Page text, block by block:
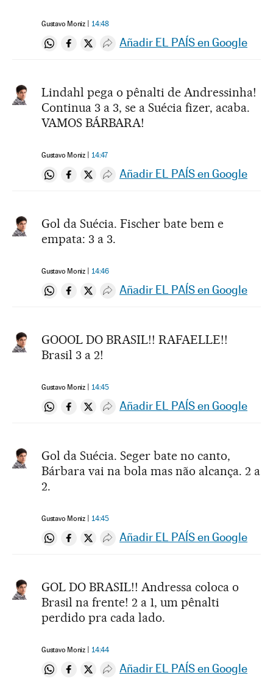
Gustavo Moniz 14:48
Compartir en Whatsapp
Compartir en Facebook
Compartir en Twitter
Desplegar Redes Sociales
Añadir EL PAÍS en Google
Lindahl pega o pênalti de Andressinha!
Continua 3 a 3, se a Suécia fizer, acaba.
VAMOS BÁRBARA!
Gustavo Moniz 14:47
Compartir en Whatsapp
Compartir en Facebook
Compartir en Twitter
Desplegar Redes Sociales
Añadir EL PAÍS en Google
Gol da Suécia. Fischer bate bem e
empata: 3 a 3.
Gustavo Moniz 14:46
Compartir en Whatsapp
Compartir en Facebook
Compartir en Twitter
Desplegar Redes Sociales
Añadir EL PAÍS en Google
GOOOL DO BRASIL!! RAFAELLE!!
Brasil 3 a 2!
Gustavo Moniz 14:45
Compartir en Whatsapp
Compartir en Facebook
Compartir en Twitter
Desplegar Redes Sociales
Añadir EL PAÍS en Google
Gol da Suécia. Seger bate no canto,
Bárbara vai na bola mas não alcança. 2 a
2.
Gustavo Moniz 14:45
Compartir en Whatsapp
Compartir en Facebook
Compartir en Twitter
Desplegar Redes Sociales
Añadir EL PAÍS en Google
GOL DO BRASIL!! Andressa coloca o
Brasil na frente! 2 a 1, um pênalti
perdido pra cada lado.
Gustavo Moniz 14:44
Compartir en Whatsapp
Compartir en Facebook
Compartir en Twitter
Desplegar Redes Sociales
Añadir EL PAÍS en Google